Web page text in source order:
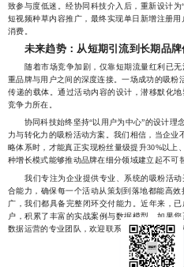
致参与度低迷。经协同科技介入后，重新设计
短视频种草内容推广，最终实现单日新增注册
消费。
未来趋势：从短期引流到长期品
随着市场竞争加剧，仅靠短期流量红利已无
重品牌与用户之间的深度连接。一场成功的吸粉
传递的载体。通过活动内容的设计，潜移默化
竞争力所在。
协同科技始终坚持“以用户为中心”的设计理
力与转化力的吸粉活动方案。我们相信，当企业
略体系时，才能真正实现粉丝量级提升30%以上
种增长模式能够推动品牌在细分领域建立起不可
我们专注为企业提供专业、系统的吸粉活动
合能力，确保每一个活动从策划到落地都能高
广，我们都具备完整闭环交付能力。近年来，
户，积累了丰富的实战案例与数据模型。如果
数据运营的专业团队，欢迎联系我们的项目负责